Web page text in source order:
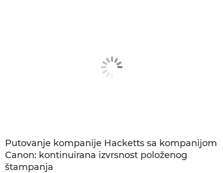
Putovanje kompanije Hacketts sa kompanijom
Canon: kontinuirana izvrsnost položenog
štampanja